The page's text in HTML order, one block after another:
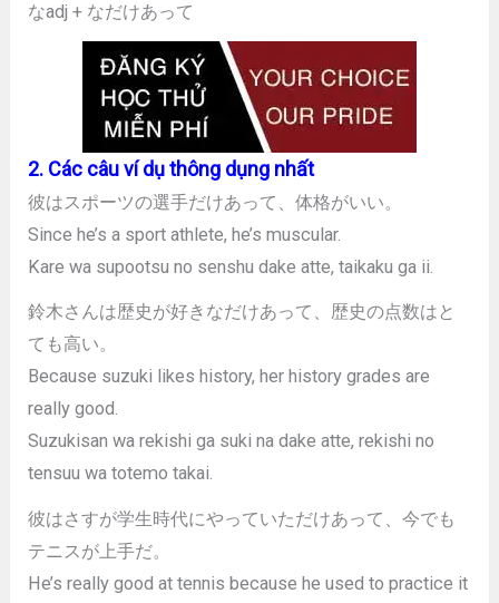
なadj + なだけあって
2. Các câu ví dụ thông dụng nhất
彼はスポーツの選手だけあって、体格がいい。
Since he’s a sport athlete, he’s muscular.
Kare wa supootsu no senshu dake atte, taikaku ga ii.
鈴木さんは歴史が好きなだけあって、歴史の点数はと
ても高い。
Because suzuki likes history, her history grades are
really good.
Suzukisan wa rekishi ga suki na dake atte, rekishi no
tensuu wa totemo takai.
彼はさすが学生時代にやっていただけあって、今でも
テニスが上手だ。
He’s really good at tennis because he used to practice it